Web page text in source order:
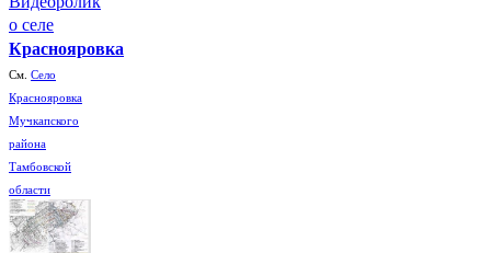
о селе
Краснояровка
См. Село
Краснояровка
Мучкапского
района
Тамбовской
области